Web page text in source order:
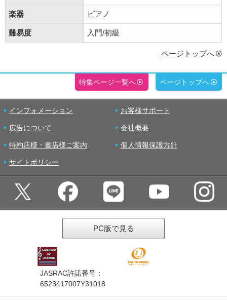
楽器 ピアノ
難易度 入門/初級
ページトップへ
特集ページ一覧へ ページトップへ
インフォメーション お客様サポート
広告について 会社概要
特約店様・書店様ご案内 個人情報保護方針
サイトポリシー
PC版で見る
JASRAC許諾番号：
6523417007Y31018